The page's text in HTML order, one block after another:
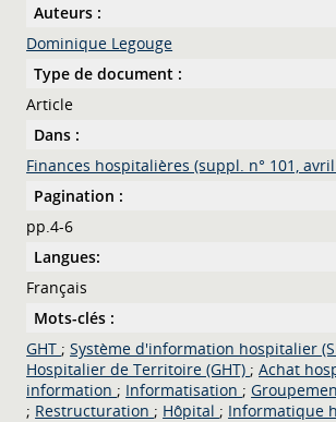
Auteurs :
Dominique Legouge
Type de document :
Article
Dans :
Finances hospitalières (suppl. n° 101,
Pagination :
pp.4-6
Langues:
Français
Mots-clés :
GHT ; Système d'information hospitalier
Hospitalier de Territoire (GHT) ; Achat
information ; Informatisation ;
; Restructuration ; Hôpital ; Informatique